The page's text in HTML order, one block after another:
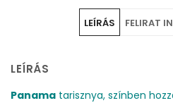
LEÍRÁS FELIRAT
LEÍRÁS
Panama tarisznya, színben